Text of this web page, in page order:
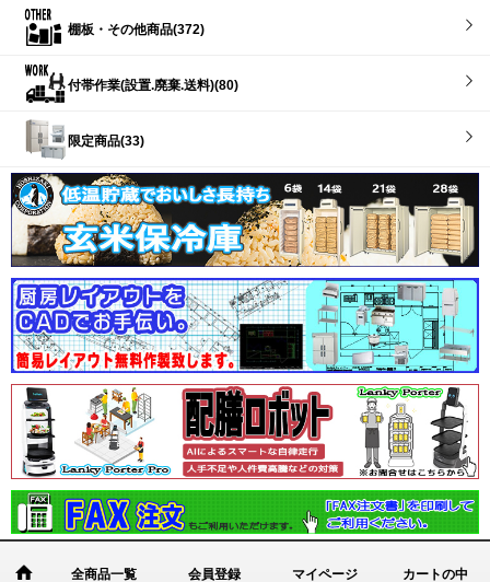
棚板・その他商品(372)
付帯作業(設置.廃棄.送料)(80)
限定商品(33)
全商品一覧 会員登録 マイページ カートの中